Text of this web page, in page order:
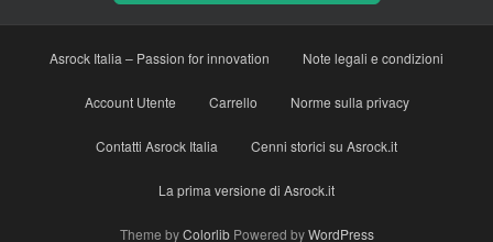
Asrock Italia – Passion for innovation Note legali e condizioni
Account Utente Carrello Norme sulla privacy
Contatti Asrock Italia Cenni storici su Asrock.it
La prima versione di Asrock.it
Theme byColorlibPowered byWordPress